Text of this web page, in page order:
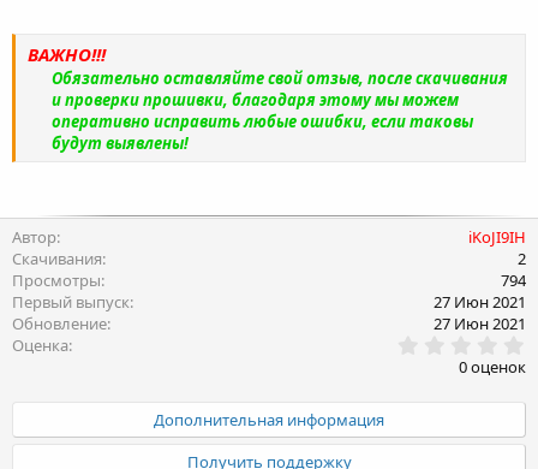
ВАЖНО!!!
Обязательно оставляйте свой отзыв, после скачивания
и проверки прошивки, благодаря этому мы можем
оперативно исправить любые ошибки, если таковы
будут выявлены!
Автор
iKoJI9IH
Скачивания
2
Просмотры
794
Первый выпуск
27 Июн 2021
Обновление
27 Июн 2021
Оценка
.
0
0
в
ё
0 оценок
Дополнительная информация
Получить поддержку